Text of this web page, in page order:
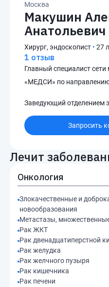
Москва
Макушин
Анатольевич
Хирург, эндоскопист • 27
1 отзыв
Главный специалист
«МЕДСИ» по
Заведующий отделением
Запросить
Лечит
Онкология
Злокачественные и
новообразования
Метастазы,
Рак ЖКТ
Рак двенадцатиперстной
Рак желудка
Рак желчного пузыря
Рак кишечника
Рак печени